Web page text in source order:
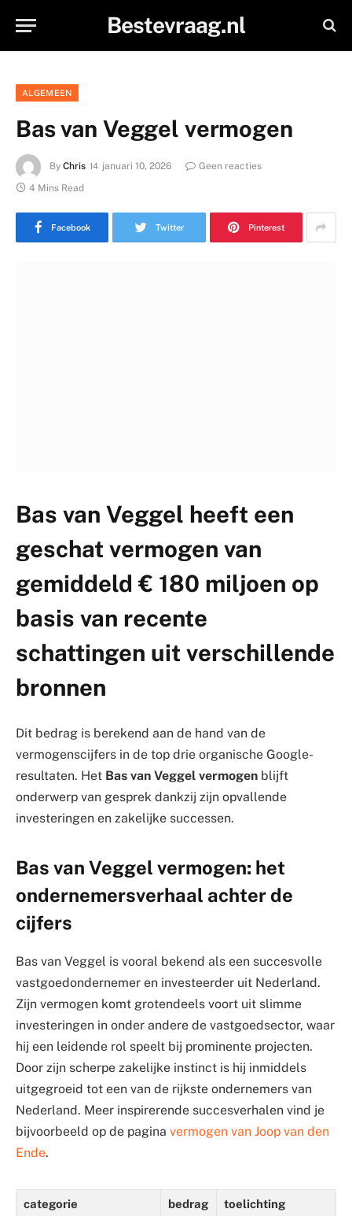
Bestevraag.nl
ALGEMEEN
Bas van Veggel vermogen
By Chris januari 10, 2026
Geen reacties
4 Mins Read
Facebook Twitter Pinterest
Bas van Veggel heeft een
geschat vermogen van
gemiddeld € 180 miljoen op
basis van recente
schattingen uit verschillende
bronnen
Dit bedrag is berekend aan de hand van de
vermogenscijfers in de top drie organische Google-
resultaten. Het Bas van Veggel vermogen blijft
onderwerp van gesprek dankzij zijn opvallende
investeringen en zakelijke successen.
Bas van Veggel vermogen: het
ondernemersverhaal achter de
cijfers
Bas van Veggel is vooral bekend als een succesvolle
vastgoedondernemer en investeerder uit Nederland.
Zijn vermogen komt grotendeels voort uit slimme
investeringen in onder andere de vastgoedsector, waar
hij een leidende rol speelt bij prominente projecten.
Door zijn scherpe zakelijke instinct is hij inmiddels
uitgegroeid tot een van de rijkste ondernemers van
Nederland. Meer inspirerende succesverhalen vind je
bijvoorbeeld op de pagina vermogen van Joop van den
Ende.
categorie bedrag toelichting